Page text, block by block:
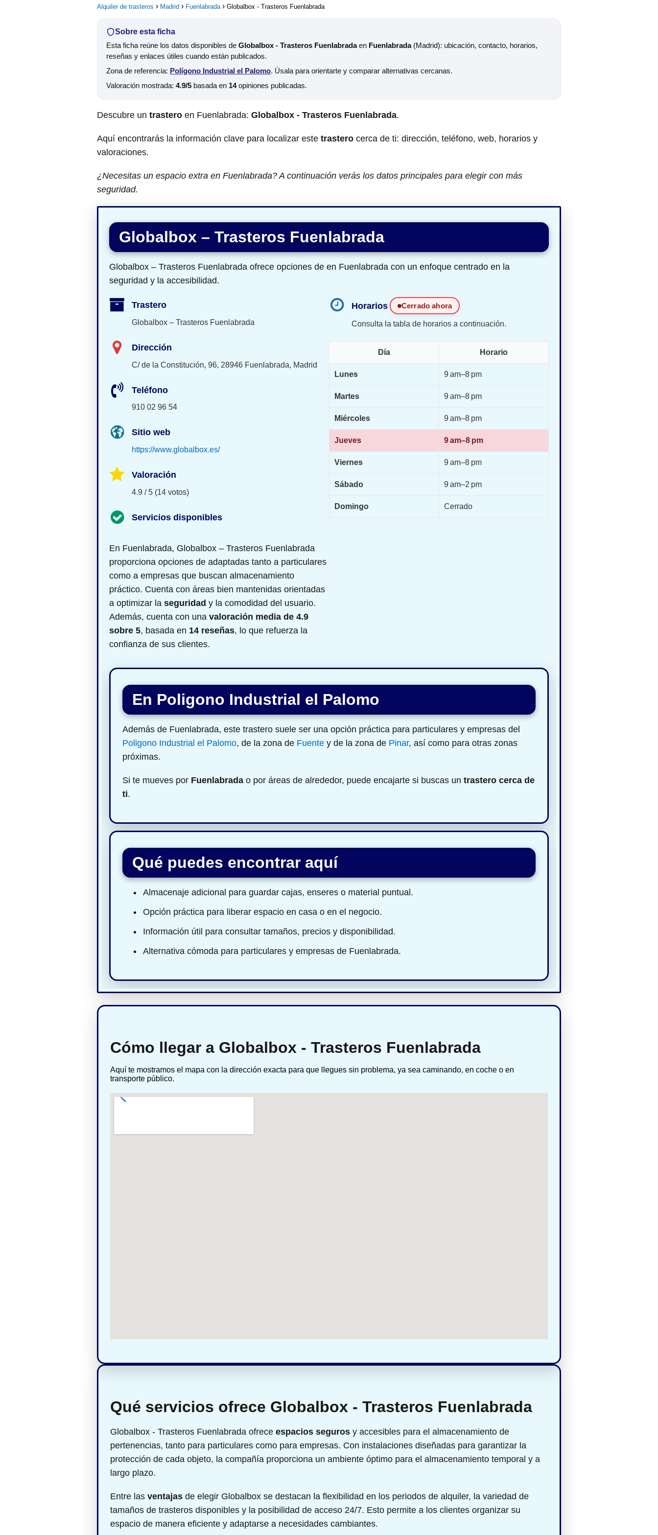
Alquiler de trasteros Madrid Fuenlabrada Globalbox - Trasteros Fuenlabrada
Sobre esta ficha
Esta ficha reúne los datos disponibles de Globalbox - Trasteros Fuenlabradaen Fuenlabrada(Madrid): ubicación, contacto, horarios,
reseñas y enlaces útiles cuando están publicados.
Zona de referencia: Polígono Industrial el Palomo. Úsala para orientarte y comparar alternativas cercanas.
Valoración mostrada: 4.9/5 basada en 14opiniones publicadas.
Descubre un trastero en Fuenlabrada: Globalbox - Trasteros Fuenlabrada.
Aquí encontrarás la información clave para localizar este trastero cerca de ti: dirección, teléfono, web, horarios y
valoraciones.
¿Necesitas un espacio extra en Fuenlabrada? A continuación verás los datos principales para elegir con más
seguridad.
Globalbox – Trasteros Fuenlabrada
Globalbox – Trasteros Fuenlabrada ofrece opciones de en Fuenlabrada con un enfoque centrado en la
seguridad y la accesibilidad.
Trastero
Globalbox – Trasteros Fuenlabrada
Dirección
C/ de la Constitución, 96, 28946 Fuenlabrada, Madrid
Teléfono
910 02 96 54
Sitio web
https://www.globalbox.es/
Valoración
4.9 / 5 (14 votos)
Servicios disponibles
En Fuenlabrada, Globalbox – Trasteros Fuenlabrada
proporciona opciones de adaptadas tanto a particulares
como a empresas que buscan almacenamiento
práctico. Cuenta con áreas bien mantenidas orientadas
a optimizar la seguridad y la comodidad del usuario.
Además, cuenta con una valoración media de 4.9
sobre 5, basada en 14 reseñas, lo que refuerza la
confianza de sus clientes.
Horarios Cerrado ahora
Consulta la tabla de horarios a continuación.
Día Horario
Lunes 9 am–8 pm
Martes 9 am–8 pm
Miércoles 9 am–8 pm
Jueves 9 am–8 pm
Viernes 9 am–8 pm
Sábado 9 am–2 pm
Domingo Cerrado
En Poligono Industrial el Palomo
Además de Fuenlabrada, este trastero suele ser una opción práctica para particulares y empresas del
Poligono Industrial el Palomo, de la zona de Fuente y de la zona de Pinar, así como para otras zonas
próximas.
Si te mueves por Fuenlabrada o por áreas de alrededor, puede encajarte si buscas un trastero cerca de
ti.
Qué puedes encontrar aquí
Almacenaje adicional para guardar cajas, enseres o material puntual.
Opción práctica para liberar espacio en casa o en el negocio.
Información útil para consultar tamaños, precios y disponibilidad.
Alternativa cómoda para particulares y empresas de Fuenlabrada.
Cómo llegar a Globalbox - Trasteros Fuenlabrada
Aquí te mostramos el mapa con la dirección exacta para que llegues sin problema, ya sea caminando, en coche o en
transporte público.
Qué servicios ofrece Globalbox - Trasteros Fuenlabrada
Globalbox - Trasteros Fuenlabrada ofrece espacios seguros y accesibles para el almacenamiento de
pertenencias, tanto para particulares como para empresas. Con instalaciones diseñadas para garantizar la
protección de cada objeto, la compañía proporciona un ambiente óptimo para el almacenamiento temporal y a
largo plazo.
Entre las ventajas de elegir Globalbox se destacan la flexibilidad en los periodos de alquiler, la variedad de
tamaños de trasteros disponibles y la posibilidad de acceso 24/7. Esto permite a los clientes organizar su
espacio de manera eficiente y adaptarse a necesidades cambiantes.